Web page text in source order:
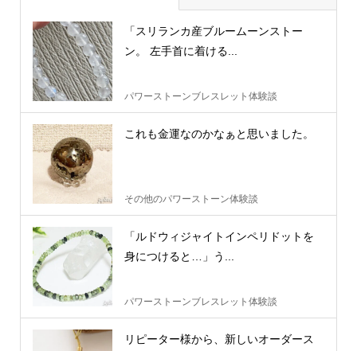
「スリランカ産ブルームーンストー
ン。 左手首に着ける...
パワーストーンブレスレット体験談
これも金運なのかなぁと思いました。
その他のパワーストーン体験談
「ルドウィジャイトインペリドットを
身につけると…」う...
パワーストーンブレスレット体験談
リピーター様から、新しいオーダース